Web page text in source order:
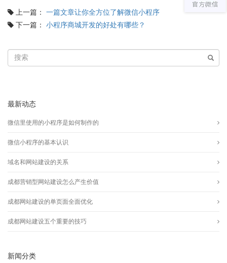
上一篇： 一篇文章让你全方位了解微信小程序
下一篇： 小程序商城开发的好处有哪些？
最新动态
微信里使用的小程序是如何制作的
微信小程序的基本认识
域名和网站建设的关系
成都营销型网站建设怎么产生价值
成都网站建设的单页面全面优化
成都网站建设五个重要的技巧
新闻分类